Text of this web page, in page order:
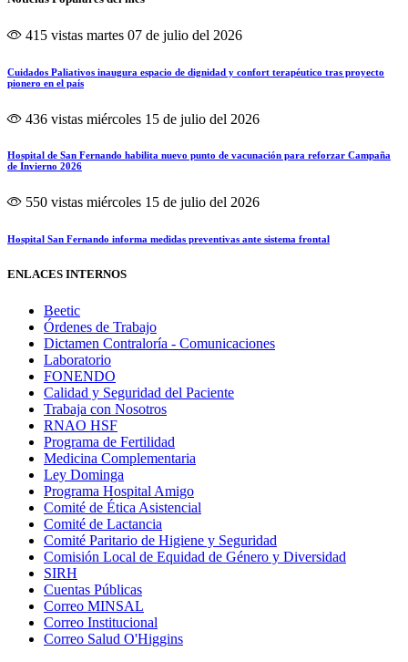
415 vistas martes 07 de julio del 2026
Cuidados Paliativos inaugura espacio de dignidad y confort terapéutico tras proyecto
pionero en el país
436 vistas miércoles 15 de julio del 2026
Hospital de San Fernando habilita nuevo punto de vacunación para reforzar Campaña
de Invierno 2026
550 vistas miércoles 15 de julio del 2026
Hospital San Fernando informa medidas preventivas ante sistema frontal
ENLACES INTERNOS
Beetic
Órdenes de Trabajo
Dictamen Contraloría - Comunicaciones
Laboratorio
FONENDO
Calidad y Seguridad del Paciente
Trabaja con Nosotros
RNAO HSF
Programa de Fertilidad
Medicina Complementaria
Ley Dominga
Programa Hospital Amigo
Comité de Ética Asistencial
Comité de Lactancia
Comité Paritario de Higiene y Seguridad
Comisión Local de Equidad de Género y Diversidad
SIRH
Cuentas Públicas
Correo MINSAL
Correo Institucional
Correo Salud O'Higgins